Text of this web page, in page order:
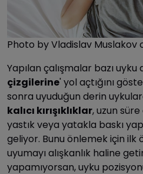
Photo by Vladislav Muslakov
Yapılan çalışmalar bazı uyku
çizgilerine' yol açtığını
sonra uyuduğun derin
kalıcı kırışıklıklar, uzun
yastık veya yatakla baskı
geliyor. Bunu önlemek için ilk
uyumayı alışkanlık haline
yapamıyorsan, uyku